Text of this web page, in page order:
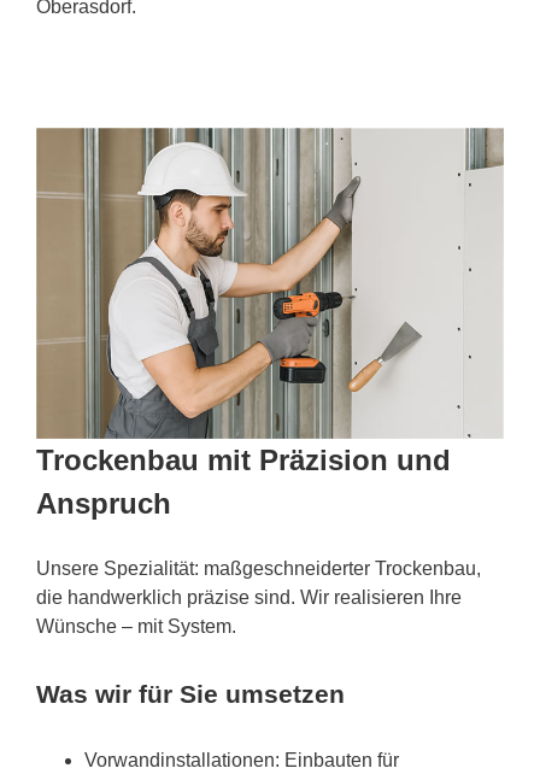
Oberasdorf.
Trockenbau mit Präzision und
Anspruch
Unsere Spezialität: maßgeschneiderter Trockenbau,
die handwerklich präzise sind. Wir realisieren Ihre
Wünsche – mit System.
Was wir für Sie umsetzen
Vorwandinstallationen: Einbauten für